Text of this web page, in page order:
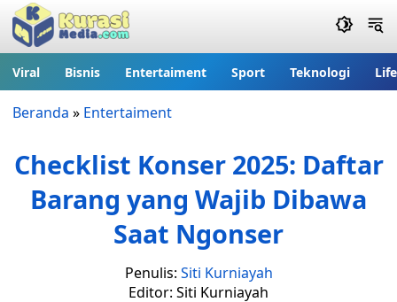
Viral Bisnis Entertaiment Sport Teknologi
Beranda » Entertaiment
Checklist Konser 2025: Daftar
Barang yang Wajib Dibawa
Saat Ngonser
Penulis: Siti Kurniayah
Editor: Siti Kurniayah